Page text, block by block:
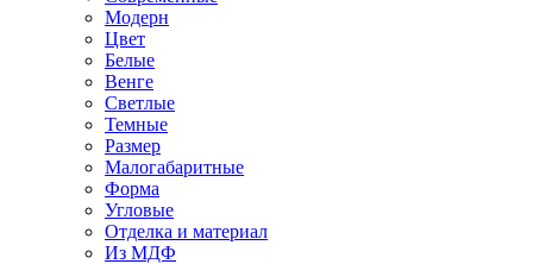
Модерн
Цвет
Белые
Венге
Светлые
Темные
Размер
Малогабаритные
Форма
Угловые
Отделка и материал
Из МДФ